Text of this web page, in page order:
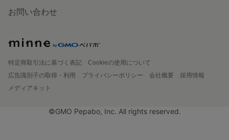
お問い合わせ
特定商取引法に基づく表記
Cookieの使用について
広告識別子の取得・利用
プライバシーポリシー 会社概要
採用情報
メディアキット
©GMO Pepabo, Inc. All rights reserved.